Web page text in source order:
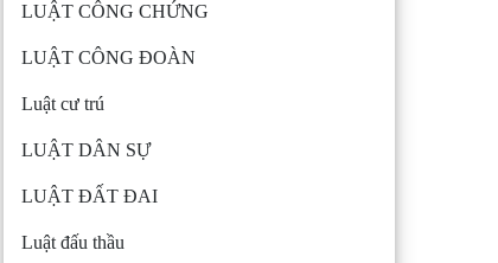
LUẬT CÔNG CHỨNG
LUẬT CÔNG ĐOÀN
Luật cư trú
LUẬT DÂN SỰ
LUẬT ĐẤT ĐAI
Luật đấu thầu